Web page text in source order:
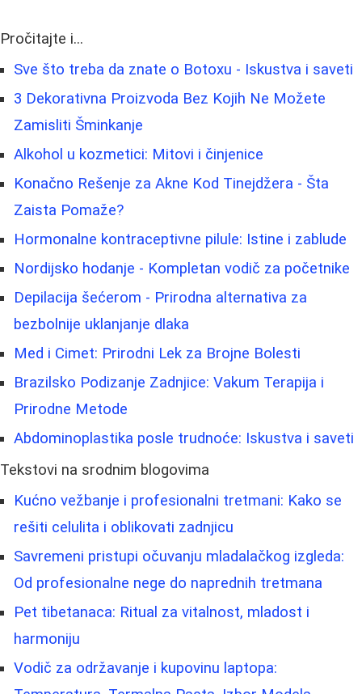
Pročitajte i...
Sve što treba da znate o Botoxu - Iskustva i saveti
3 Dekorativna Proizvoda Bez Kojih Ne Možete
Zamisliti Šminkanje
Alkohol u kozmetici: Mitovi i činjenice
Konačno Rešenje za Akne Kod Tinejdžera - Šta
Zaista Pomaže?
Hormonalne kontraceptivne pilule: Istine i zablude
Nordijsko hodanje - Kompletan vodič za početnike
Depilacija šećerom - Prirodna alternativa za
bezbolnije uklanjanje dlaka
Med i Cimet: Prirodni Lek za Brojne Bolesti
Brazilsko Podizanje Zadnjice: Vakum Terapija i
Prirodne Metode
Abdominoplastika posle trudnoće: Iskustva i saveti
Tekstovi na srodnim blogovima
Kućno vežbanje i profesionalni tretmani: Kako se
rešiti celulita i oblikovati zadnjicu
Savremeni pristupi očuvanju mladalačkog izgleda:
Od profesionalne nege do naprednih tretmana
Pet tibetanaca: Ritual za vitalnost, mladost i
harmoniju
Vodič za održavanje i kupovinu laptopa: